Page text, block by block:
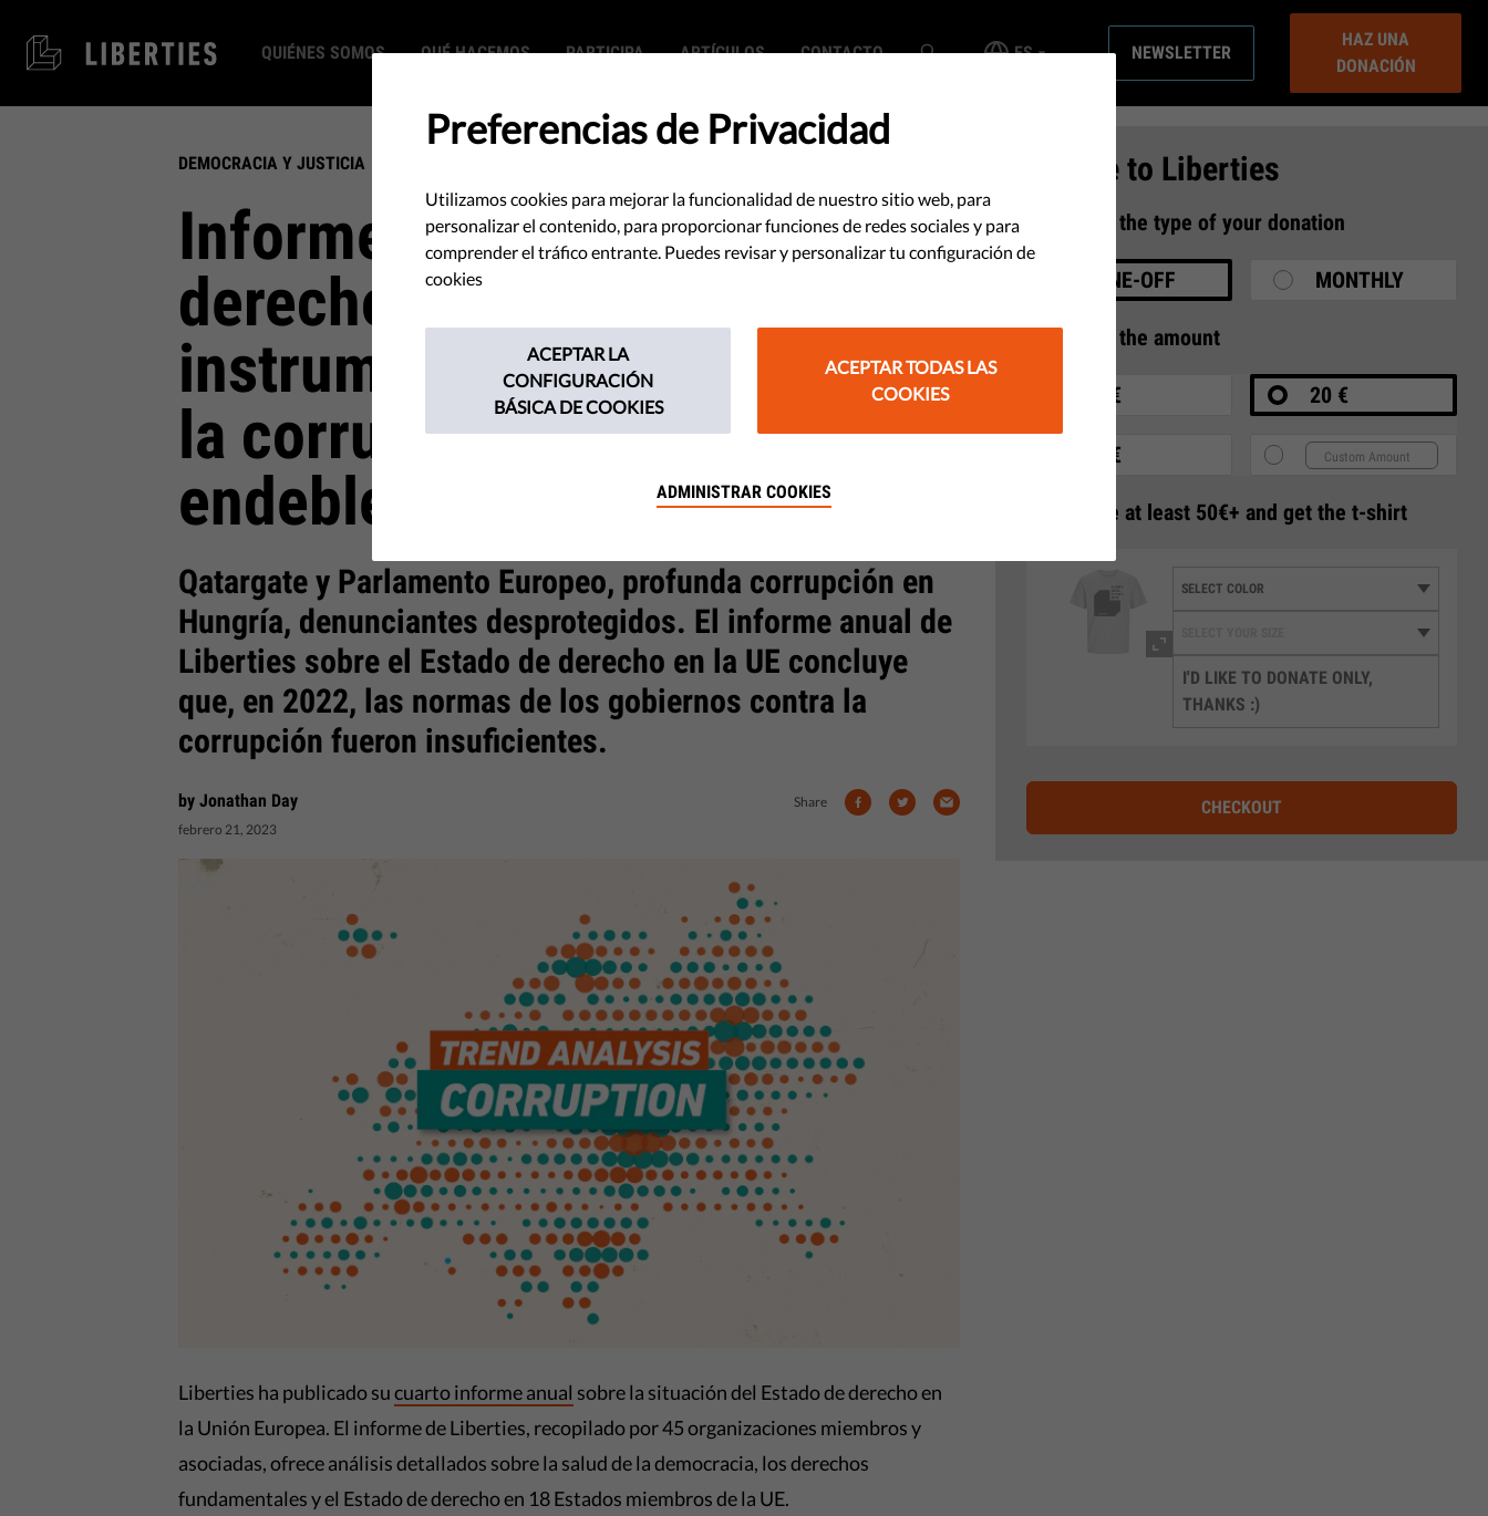
QUIÉNES SOMOS QUÉ HACEMOS PARTICIPA ARTÍCULOS CONTACTO ES NEWSLETTER
HAZ UNA
DONACIÓN
DEMOCRACIA Y JUSTICIA
Informe sobre el Estado de
derecho 2023: Los
instrumentos para erradicar
la corrupción son demasiado
endebles
Qatargate y Parlamento Europeo, profunda corrupción en
Hungría, denunciantes desprotegidos. El informe anual de
Liberties sobre el Estado de derecho en la UE concluye
que, en 2022, las normas de los gobiernos contra la
corrupción fueron insuficientes.
by Jonathan Day
febrero 21, 2023
Share
Liberties ha publicado sucuarto informe anual sobre la situación del Estado de derecho en
la Unión Europea. El informe de Liberties, recopilado por 45 organizaciones miembros y
asociadas, ofrece análisis detallados sobre la salud de la democracia, los derechos
fundamentales y el Estado de derecho en 18 Estados miembros de la UE.
Donate to Liberties
Select the type of your donation
ONE-OFF MONTHLY
2 Select the amount
10 € 20 €
35 €
Donate at least 50€+ and get the t-shirt
I'D LIKE TO DONATE ONLY,
THANKS :)
CHECKOUT
Preferencias de Privacidad
Utilizamos cookies para mejorar la funcionalidad de nuestro sitio web, para
personalizar el contenido, para proporcionar funciones de redes sociales y para
comprender el tráfico entrante. Puedes revisar y personalizar tu configuración de
cookies
ACEPTAR LA
CONFIGURACIÓN
BÁSICA DE COOKIES
ACEPTAR TODAS LAS
COOKIES
ADMINISTRAR COOKIES